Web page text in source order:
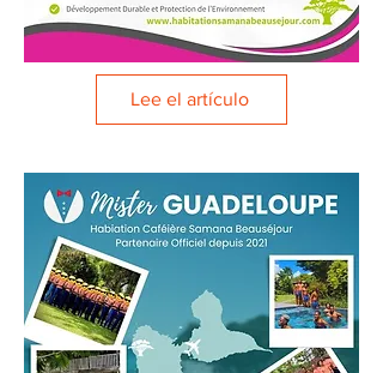
Lee el artículo